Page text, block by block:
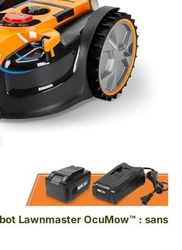
Lawnmaster OcuMow™ : sans